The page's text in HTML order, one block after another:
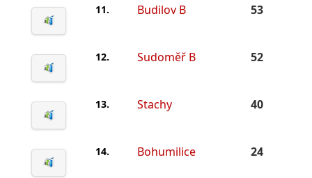
11. Budilov B 53
12. Sudoměř B 52
13. Stachy 40
14. Bohumilice 24